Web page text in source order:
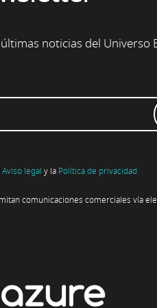
noticias del Universo
Aviso legal y la Política de privacidad
comunicaciones comerciales vía